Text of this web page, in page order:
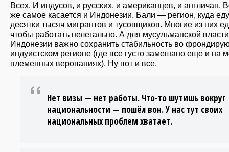
Всех. И индусов, и русских, и американцев, и англичан.
же самое касается и Индонезии. Бали — регион, куда
десятки тысяч мигрантов и тусовщиков. Многие из них
чтобы работать нелегально. А для мусульманской власти
Индонезии важно сохранить стабильность во
индуистском регионе (где все густо замешано еще и на
племенных верованиях). Ну вот и все.
Нет визы — нет работы. Что-то шутишь вокруг
национальности — пошёл вон. У нас тут своих
национальных проблем хватает.